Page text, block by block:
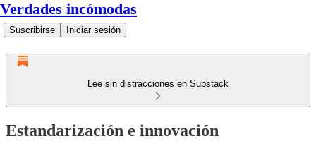
Verdades incómodas
Suscribirse Iniciar sesión
Lee sin distracciones en Substack
Estandarización e innovación